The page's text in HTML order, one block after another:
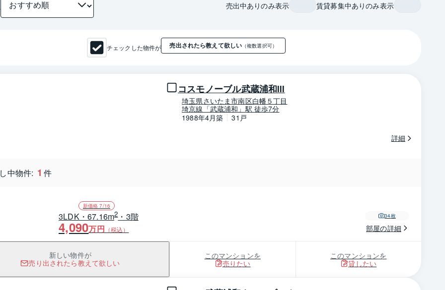
売出中ありのみ表示 賃貸募集中ありのみ表示
チェックした物件が 売出されたら教えて欲しい （複数選択可）
コスモノーブル武蔵浦和Ⅲ
埼玉県さいたま市南区白幡５丁目
埼京線「武蔵浦和」駅 徒歩7分
1988年4月築
31戸
詳細
中物件: 1 件
新価格 7/16
3LDK・67.16m2・3階 34枚
4,090万円 （税込） 部屋の詳細
新しい物件が
売り出されたら教えて欲しい
このマンションを
売りたい
このマンションを
貸したい
1 / 0